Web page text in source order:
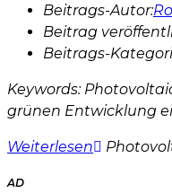
Beitrags-Autor:
Beitrag
Beitrags-
Keywords:
grünen Entwicklung
Weiterlesen
AD